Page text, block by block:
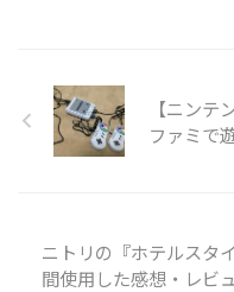
【ニン
ファミで
ニトリの『ホテルスタ
間使用した感想・レビ